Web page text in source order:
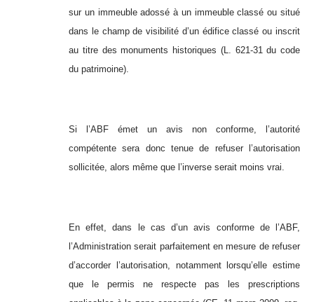
sur un immeuble adossé à un immeuble classé ou situé
dans le champ de visibilité d’un édifice classé ou inscrit
au titre des monuments historiques (L. 621-31 du code
du patrimoine).
Si l’ABF émet un avis non conforme, l’autorité
compétente sera donc tenue de refuser l’autorisation
sollicitée, alors même que l’inverse serait moins vrai.
En effet, dans le cas d’un avis conforme de l’ABF,
l’Administration serait parfaitement en mesure de refuser
d’accorder l’autorisation, notamment lorsqu’elle estime
que le permis ne respecte pas les prescriptions